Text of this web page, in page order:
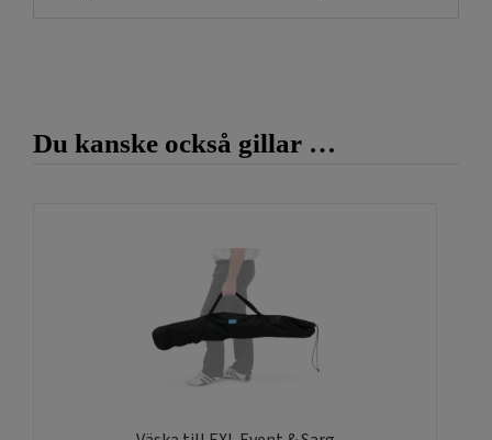
Välj bland tre storlekar. 1: Totalmått: 206x205cm, bildmått:
190x185cm. 2: Totalmått: 254x205cm, bildmått: 240x185cm.
3: Totalmått: 306x205cm, bildmått: 290x185cm. Det är gratis
att ladda hem vår designmall på grund av att Ni skapar
originalen med rätt storlek. Användningsområdena är
pressväggar och backdrops med logotyper och
textbudskap. Bra tips för att visa sponsorer vid olika
Du kanske också gillar …